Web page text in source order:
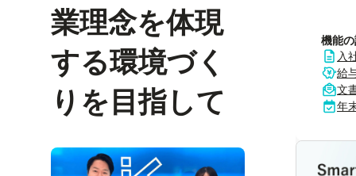
業理念を体現
する環境づく
りを目指して
機能
入
給
文
年